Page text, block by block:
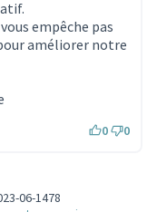
empêche pas
améliorer notre
0 0
06-1478